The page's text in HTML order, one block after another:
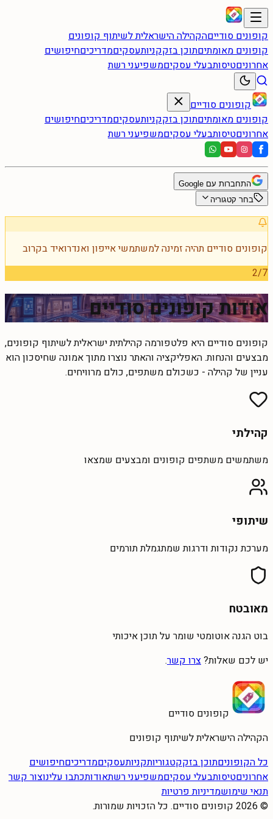
קופונים סודייםהקהילה הישראלית לשיתוף קופונים
קופונים מאומתיםתוכן בזקקניותעסקיםמדריכיםחיפושים
אחרוניםטיסותבעלי עסקיםמשפיעני רשת
קופונים סודיים
קופונים מאומתיםתוכן בזקקניותעסקיםמדריכיםחיפושים
אחרוניםטיסותבעלי עסקיםמשפיעני רשת
התחברות עם Google
בחר קטגוריה
קופונים סודיים תהיה זמינה למשתמשי אייפון ואנדרואיד בקרוב
2/7
אודות קופונים סודיים
קופונים סודיים היא פלטפורמה קהילתית ישראלית לשיתוף קופונים,
מבצעים והנחות. האפליקציה והאתר נוצרו מתוך אמונה שחיסכון הוא
עניין של קהילה - כשכולם משתפים, כולם מרוויחים.
קהילתי
משתמשים משתפים קופונים ומבצעים שמצאו
שיתופי
מערכת נקודות ודרגות שמתגמלת תורמים
מאובטח
בוט הגנה אוטומטי שומר על תוכן איכותי
יש לכם שאלות?צרו קשר.
קופונים סודיים
הקהילה הישראלית לשיתוף קופונים
כל הקופוניםתוכן בזקקטגוריותקניותעסקיםמדריכיםחיפושים
אחרוניםטיסותבעלי עסקיםמשפיעני רשתאודותכתבו עלינוצור קשר
תנאי שימושמדיניות פרטיות
©
2026 קופונים סודיים. כל הזכויות שמורות.